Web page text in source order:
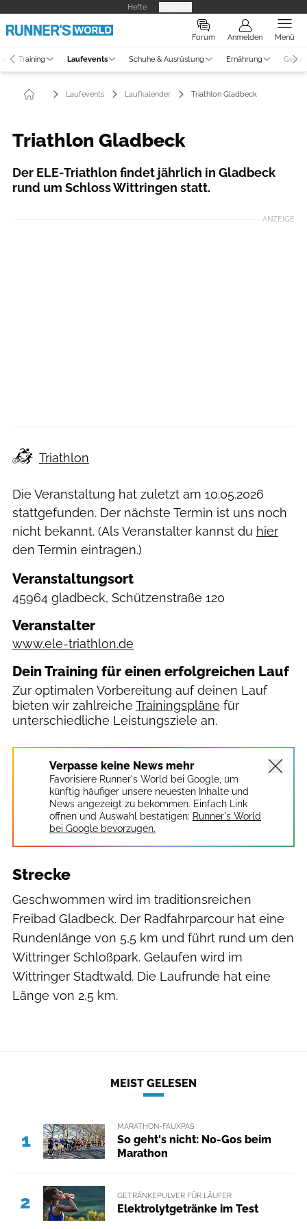
Hefte
Forum Anmelden Menü
Training Laufevents Schuhe & Ausrüstung Ernährung
Laufevents Laufkalender Triathlon Gladbeck
Triathlon Gladbeck
Der ELE-Triathlon findet jährlich in Gladbeck
rund um Schloss Wittringen statt.
ANZEIGE
Triathlon
Die Veranstaltung hat zuletzt am 10.05.2026
stattgefunden. Der nächste Termin ist uns noch
nicht bekannt. (Als Veranstalter kannst du hier
den Termin eintragen.)
Veranstaltungsort
45964 gladbeck, Schützenstraße 120
Veranstalter
www.ele-triathlon.de
Dein Training für einen erfolgreichen Lauf
Zur optimalen Vorbereitung auf deinen Lauf
bieten wir zahlreiche Trainingspläne für
unterschiedliche Leistungsziele an.
Verpasse keine News mehr
Favorisiere Runner's World bei Google, um
künftig häufiger unsere neuesten Inhalte und
News angezeigt zu bekommen. Einfach Link
öffnen und Auswahl bestätigen: Runner's World
bei Google bevorzugen.
Strecke
Geschwommen wird im traditionsreichen
Freibad Gladbeck. Der Radfahrparcour hat eine
Rundenlänge von 5,5 km und führt rund um den
Wittringer Schloßpark. Gelaufen wird im
Wittringer Stadtwald. Die Laufrunde hat eine
Länge von 2,5 km.
MEIST GELESEN
1
MARATHON-FAUXPAS
So geht's nicht: No-Gos beim
Marathon
2 GETRÄNKEPULVER FÜR LÄUFER
Elektrolytgetränke im Test